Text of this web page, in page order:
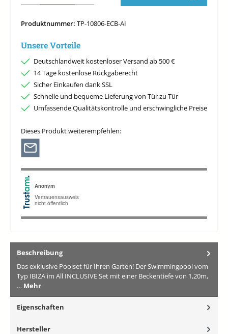
Produktnummer: TP-10806-ECB-AI
Unsere Vorteile
Deutschlandweit kostenloser Versand ab 500 €
14 Tage kostenlose Rückgaberecht
Sicher Einkaufen dank SSL
Schnelle und bequeme Lieferung von Tür zu Tür
Umfassende Qualitätskontrolle und erschwingliche Preise
Dieses Produkt weiterempfehlen:
Beschreibung
Das exklusive Poolset für Ihren Garten! Der Swimmingpool vom
Typ IBIZA im All INCLUSIVE Set mit einer Beckentiefe von 1,20m,
… Mehr
Eigenschaften
Hersteller